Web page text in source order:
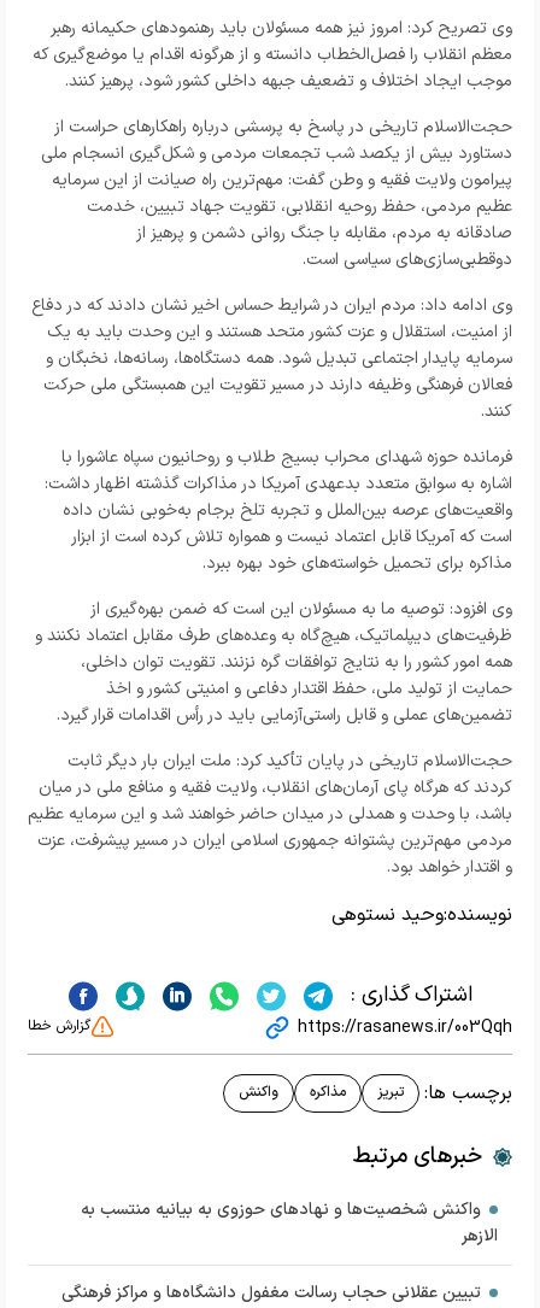
وی تصریح کرد: امروز نیز همه مسئولان باید رهنمودهای حکیمانه رهبر
معظم انقلاب را فصل‌الخطاب دانسته و از هرگونه اقدام یا موضع‌گیری که
موجب ایجاد اختلاف و تضعیف جبهه داخلی کشور شود، پرهیز کنند.
حجت‌الاسلام تاریخی در پاسخ به پرسشی درباره راهکارهای حراست از
دستاورد بیش از یکصد شب تجمعات مردمی و شکل‌گیری انسجام ملی
پیرامون ولایت فقیه و وطن گفت: مهم‌ترین راه صیانت از این سرمایه
عظیم مردمی، حفظ روحیه انقلابی، تقویت جهاد تبیین، خدمت
صادقانه به مردم، مقابله با جنگ روانی دشمن و پرهیز از
دوقطبی‌سازی‌های سیاسی است.
وی ادامه داد: مردم ایران در شرایط حساس اخیر نشان دادند که در دفاع
از امنیت، استقلال و عزت کشور متحد هستند و این وحدت باید به یک
سرمایه پایدار اجتماعی تبدیل شود. همه دستگاه‌ها، رسانه‌ها، نخبگان و
فعالان فرهنگی وظیفه دارند در مسیر تقویت این همبستگی ملی حرکت
کنند.
فرمانده حوزه شهدای محراب بسیج طلاب و روحانیون سپاه عاشورا با
اشاره به سوابق متعدد بدعهدی آمریکا در مذاکرات گذشته اظهار داشت:
واقعیت‌های عرصه بین‌الملل و تجربه تلخ برجام به‌خوبی نشان داده
است که آمریکا قابل اعتماد نیست و همواره تلاش کرده است از ابزار
مذاکره برای تحمیل خواسته‌های خود بهره ببرد.
وی افزود: توصیه ما به مسئولان این است که ضمن بهره‌گیری از
ظرفیت‌های دیپلماتیک، هیچ‌گاه به وعده‌های طرف مقابل اعتماد نکنند و
همه امور کشور را به نتایج توافقات گره نزنند. تقویت توان داخلی،
حمایت از تولید ملی، حفظ اقتدار دفاعی و امنیتی کشور و اخذ
تضمین‌های عملی و قابل راستی‌آزمایی باید در رأس اقدامات قرار گیرد.
حجت‌الاسلام تاریخی در پایان تأکید کرد: ملت ایران بار دیگر ثابت
کردند که هرگاه پای آرمان‌های انقلاب، ولایت فقیه و منافع ملی در میان
باشد، با وحدت و همدلی در میدان حاضر خواهند شد و این سرمایه عظیم
مردمی مهم‌ترین پشتوانه جمهوری اسلامی ایران در مسیر پیشرفت، عزت
و اقتدار خواهد بود.
نویسنده:وحید نستوهی
اشتراک گذاری :
https://rasanews.ir/003Qqh گزارش خطا
برچسب ها: تبریز مذاکره واکنش
خبرهای مرتبط
واکنش شخصیت‌ها و نهاد‌های حوزوی به بیانیه منتسب به
الازهر
تبیین عقلانی حجاب رسالت مغفول دانشگاه‌ها و مراکز فرهنگی